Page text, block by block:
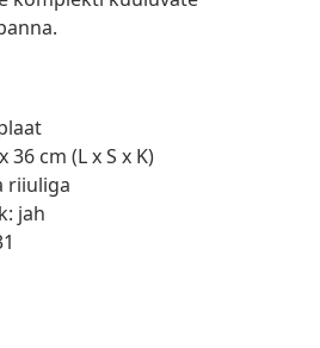
cm (L x S x K)
riiuliga
jah